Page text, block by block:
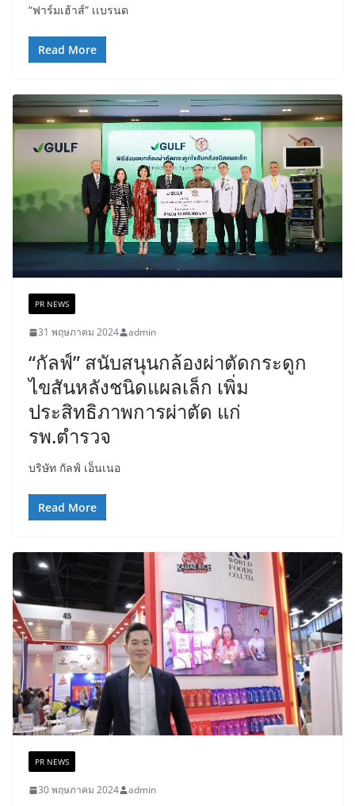
“ฟาร์มเฮ้าส์” เเบรนด
Read More
PR NEWS
31 พฤษภาคม 2024 admin
“กัลฟ์” สนับสนุนกล้องผ่าตัดกระดูก
ไขสันหลังชนิดแผลเล็ก เพิ่ม
ประสิทธิภาพการผ่าตัด แก่
รพ.ตำรวจ
บริษัท กัลฟ์ เอ็นเนอ
Read More
PR NEWS
30 พฤษภาคม 2024 admin